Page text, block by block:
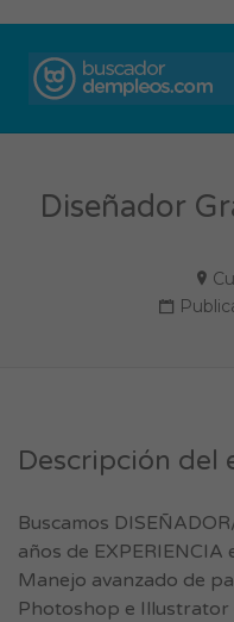
Diseñador
Descripción del
Buscamos
años de EXPERIENCIA
Manejo avanzado de
Photoshop e Illustrator